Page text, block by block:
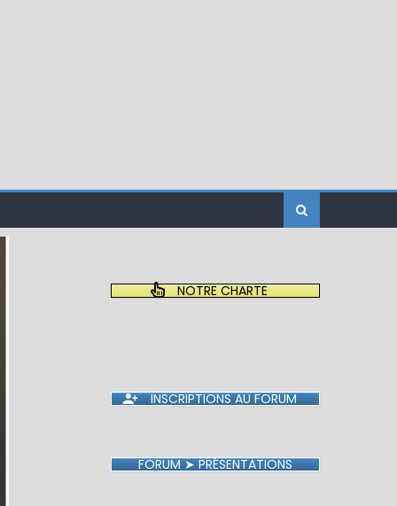
NOTRE CHARTE
INSCRIPTIONS AU FORUM
FORUM ➤ PRÉSENTATIONS